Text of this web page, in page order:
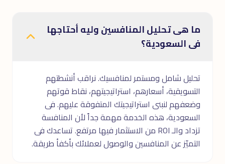
ما هى تحليل المنافسين وليه أحتاجها
فى السعودية؟
تحليل شامل ومستمر لمنافسيك. نراقب أنشطتهم
التسويقية، أسعارهم، استراتيجيتهم، نقاط قوتهم
وضعفهم لنبنى استراتيجيتك المتفوقة عليهم. فى
السعودية، هذه الخدمة مهمة جداً لأن المنافسة
تزداد والـ ROI من الاستثمار فيها مرتفع. تساعدك فى
التميّز عن المنافسين والوصول لعملائك بأكفأ طريقة.